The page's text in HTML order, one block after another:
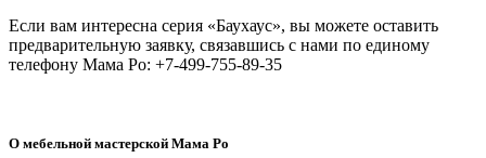
Если вам интересна серия «Баухаус», вы можете оставить
предварительную заявку, связавшись с нами по единому
телефону Мама Ро: +7-499-755-89-35
О мебельной мастерской Мама Ро